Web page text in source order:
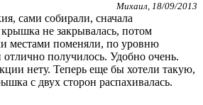
Михаил, 18/09/2013
сами собирали, сначала
не закрывалась, потом
местами поменяли, по уровню
получилось. Удобно очень.
нету. Теперь еще бы хотели такую,
с двух сторон распахивалась.